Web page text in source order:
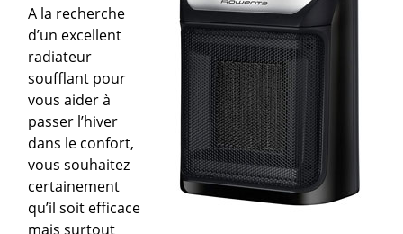
A la recherche
d’un excellent
radiateur
soufflant pour
vous aider à
passer l’hiver
dans le confort,
vous souhaitez
certainement
qu’il soit efficace
mais surtout